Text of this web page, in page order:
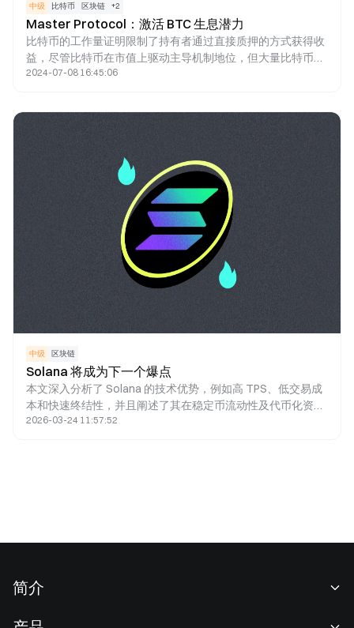
中级 比特币 区块链 +2
Master Protocol：激活 BTC 生息潜力
比特币的工作量证明限制了持有者通过直接质押的方式获得收
益，尽管比特币在市值上驱动主导机制地位，但大量比特币未
充分利用。通过主协议协议，用户可以将比特币质押在第 2 层
2024-07-08 16:45:06
中级 区块链
Solana 将成为下一个爆点
本文深入分析了 Solana 的技术优势，例如高 TPS、低交易成
本和快速终结性，并且阐述了其在稳定币流动性及代币化资产
规模方面的强劲增长。
2026-03-24 11:57:52
简介